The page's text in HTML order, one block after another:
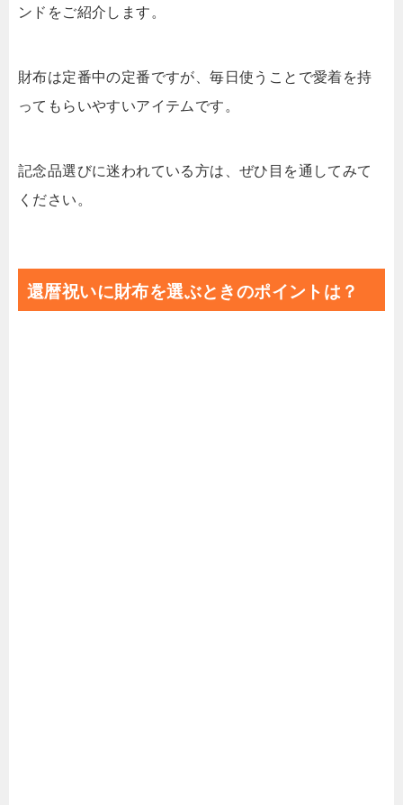
ンドをご紹介します。
財布は定番中の定番ですが、毎日使うことで愛着を持
ってもらいやすいアイテムです。
記念品選びに迷われている方は、ぜひ目を通してみて
ください。
還暦祝いに財布を選ぶときのポイントは？